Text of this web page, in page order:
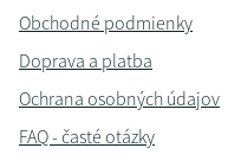
Obchodné podmienky
Doprava a platba
Ochrana osobných údajov
FAQ - časté otázky